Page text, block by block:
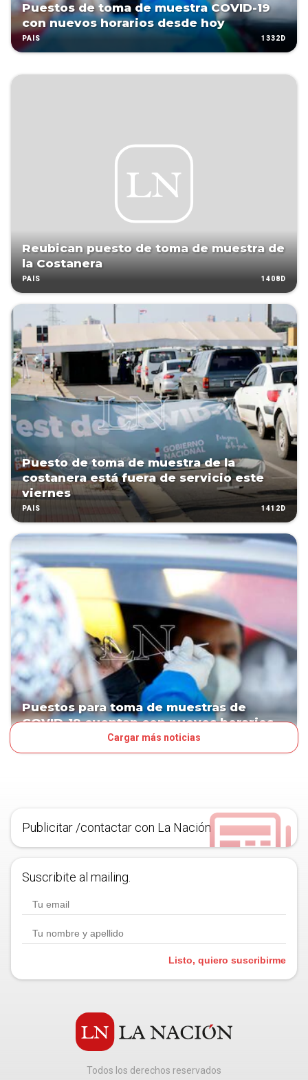
Puestos de toma de muestra COVID-19
con nuevos horarios desde hoy
PAÍS 1332D
Reubican puesto de toma de muestra de
la Costanera
PAÍS 1408D
Puesto de toma de muestra de la
costanera está fuera de servicio este
viernes
PAÍS 1412D
Puestos para toma de muestras de
COVID-19 cuentan con nuevos horarios
Cargar más noticias
Publicitar /contactar con La Nación
Suscribite al mailing.
Listo, quiero suscribirme
Todos los derechos reservados